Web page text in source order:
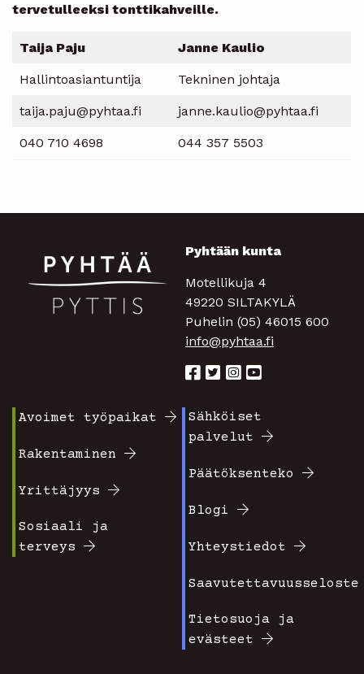
tervetulleeksi tonttikahveille.
Taija Paju Janne Kaulio
Hallintoasiantuntija Tekninen johtaja
taija.paju@pyhtaa.fi janne.kaulio@pyhtaa.fi
040 710 4698 044 357 5503
Pyhtään kunta
Motellikuja 4
49220 SILTAKYLÄ
Puhelin (05) 46015 600
info@pyhtaa.fi
valikko
1
Avoimet työpaikat
Rakentaminen
Yrittäjyys
Sosiaali ja
terveys
Footer
2
Sähköiset
palvelut
Päätöksenteko
Blogi
Yhteystiedot
Saavutettavuusseloste
Tietosuoja ja
evästeet